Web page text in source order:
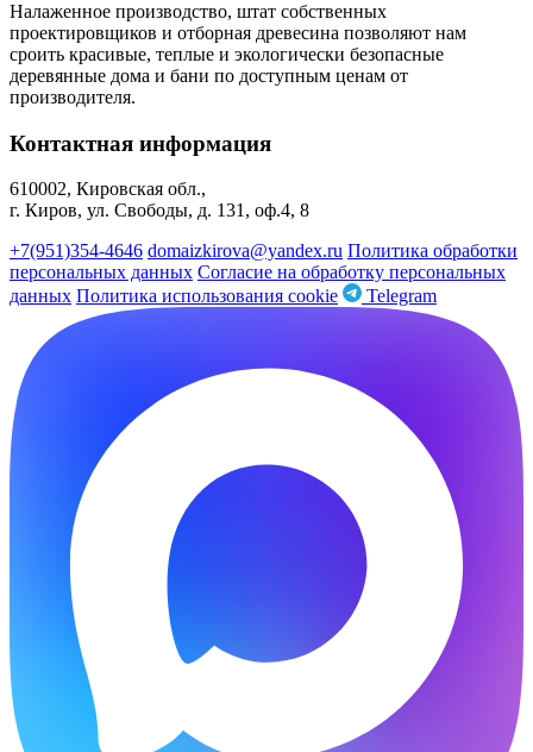
Налаженное производство, штат собственных
проектировщиков и отборная древесина позволяют нам
сроить красивые, теплые и экологически безопасные
деревянные дома и бани по доступным ценам от
производителя.
Контактная информация
610002, Кировская обл.,
г. Киров, ул. Свободы, д. 131, оф.4, 8
+7(951)354-4646 domaizkirova@yandex.ru Политика обработки
персональных данных Согласие на обработку персональных
данных Политика использования cookie Telegram